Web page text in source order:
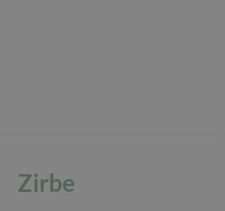
Zirbe